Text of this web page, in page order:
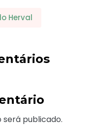
Herval
será publicado.